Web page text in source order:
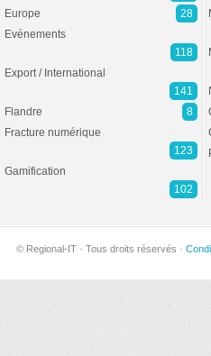
Europe
28
Evénements
118
Export / International
141
Flandre
8
Fracture numérique
123
Gamification
102
© Regional-IT · Tous droits réservés ·